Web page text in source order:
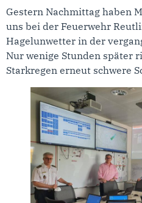
Gestern Nachmittag haben
uns bei der Feuerwehr
Hagelunwetter in der
Nur wenige Stunden später
Starkregen erneut schwere